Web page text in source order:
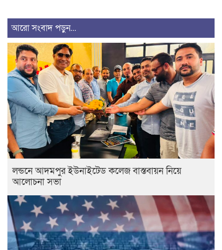
আরো সংবাদ পড়ুন...
লন্ডনে আদমপুর ইউনাইটেড কলেজ বাস্তবায়ন নিয়ে
আলোচনা সভা